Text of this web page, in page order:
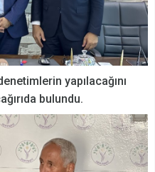
yapılacağını
bulundu.